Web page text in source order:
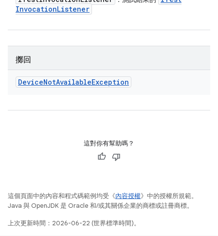
InvocationListener
擲回
DeviceNotAvailableException
這對你有幫助嗎？
這個頁面中的內容和程式碼範例均受《內容授權》中的授權所規範。
Java 與 OpenJDK 是 Oracle 和/或其關係企業的商標或註冊商標。
上次更新時間：2026-06-22 (世界標準時間)。